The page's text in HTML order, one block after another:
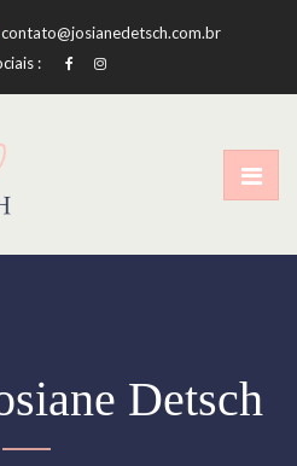
contato@josianedetsch.com.br
:
Detsch